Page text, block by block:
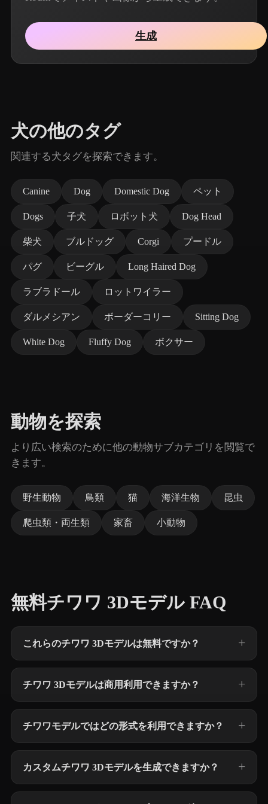
生成
犬の他のタグ
関連する犬タグを探索できます。
Canine Dog Domestic Dog ペット
Dogs 子犬 ロボット犬 Dog Head
柴犬 ブルドッグ Corgi プードル
パグ ビーグル Long Haired Dog
ラブラドール ロットワイラー
ダルメシアン ボーダーコリー Sitting Dog
White Dog Fluffy Dog ボクサー
動物を探索
より広い検索のために他の動物サブカテゴリを閲覧で
きます。
野生動物 鳥類 猫 海洋生物 昆虫
爬虫類・両生類 家畜 小動物
無料チワワ 3Dモデル FAQ
これらのチワワ 3Dモデルは無料ですか？
チワワ 3Dモデルは商用利用できますか？
チワワモデルではどの形式を利用できますか？
カスタムチワワ 3Dモデルを生成できますか？